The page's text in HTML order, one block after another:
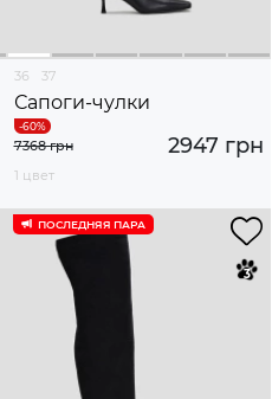
36 37
Сапоги-чулки
2947 грн
7368 грн
1 цвет
ПОСЛЕДНЯЯ ПАРА